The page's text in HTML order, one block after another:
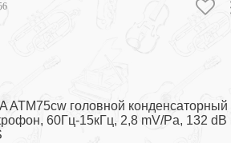
ATM75cw головной конденсаторный
60Гц-15кГц, 2,8 mV/Pa, 132 dB